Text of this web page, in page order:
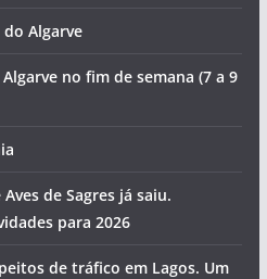
Algarve
no fim de semana (7 a 9
de Sagres já saiu.
para 2026
de tráfico em Lagos. Um